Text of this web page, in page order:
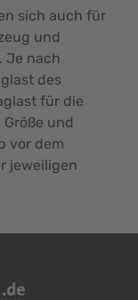
sich auch für
und
Je nach
des
für die
und
vor dem
jeweiligen